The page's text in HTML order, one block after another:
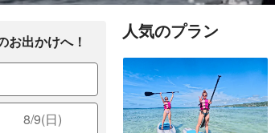
お出かけへ！
8/9(日)
人気のプラン